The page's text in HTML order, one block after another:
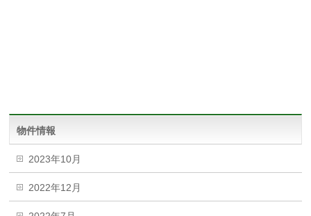
物件情報
2023年10月
2022年12月